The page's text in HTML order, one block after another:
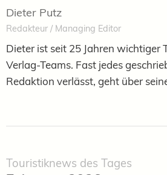
Dieter Putz
Redakteur / Managing Editor
Dieter ist seit 25 Jahren wichtiger
Verlag-Teams. Fast jedes
Redaktion verlässt, geht über
Touristiknews des Tages